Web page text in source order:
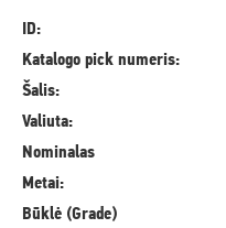
ID:
Katalogo pick numeris:
Šalis:
Valiuta:
Nominalas
Metai:
Būklė (Grade)